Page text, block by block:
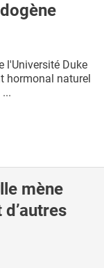
l'Université Duke
hormonal naturel
mène